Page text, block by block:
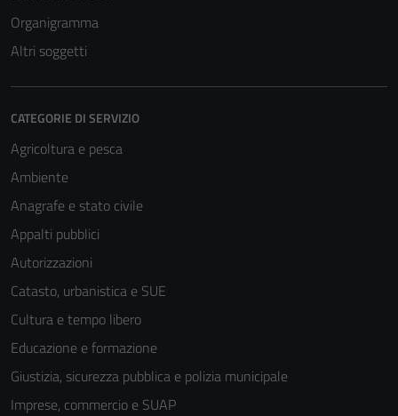
Organigramma
Altri soggetti
CATEGORIE DI SERVIZIO
Agricoltura e pesca
Ambiente
Anagrafe e stato civile
Appalti pubblici
Autorizzazioni
Catasto, urbanistica e SUE
Cultura e tempo libero
Educazione e formazione
Giustizia, sicurezza pubblica e polizia municipale
Imprese, commercio e SUAP